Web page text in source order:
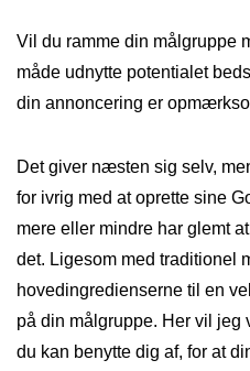
Vil du ramme din målgruppe
måde udnytte potentialet
din annoncering er
Det giver næsten sig selv,
for ivrig med at oprette sine
mere eller mindre har glemt
det. Ligesom med traditionel
hovedingredienserne til en
på din målgruppe. Her vil jeg
du kan benytte dig af, for at